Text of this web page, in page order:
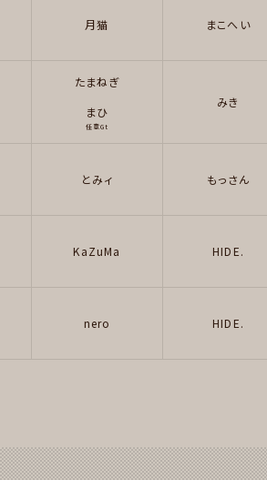
月猫 まこへい
たまねぎ
まひ
任意Gt
みき
とみィ もっさん
KaZuMa HIDE.
nero HIDE.